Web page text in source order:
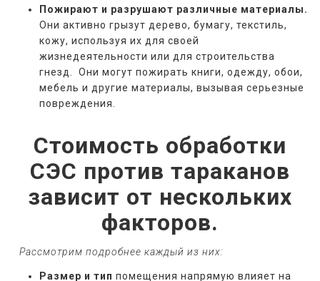
Пожирают и разрушают различные материалы.
Они активно грызут дерево, бумагу, текстиль,
кожу, используя их для своей
жизнедеятельности или для строительства
гнезд. Они могут пожирать книги, одежду, обои,
мебель и другие материалы, вызывая серьезные
повреждения.
Стоимость обработки
СЭС против тараканов
зависит от нескольких
факторов.
Рассмотрим подробнее каждый из них:
Размер и тип помещения напрямую влияет на